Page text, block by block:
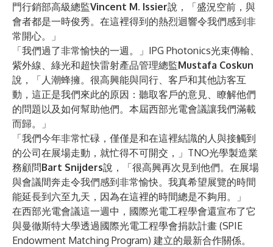
門行銷部高級總監Vincent M. Issier說，「盛況空前，與
會者都是一時俊秀。在這裡得到的熱烈迴響令我們感到非
常開心。」
「我們過了非常愉快的一週。」IPG Photonics光束傳輸、
紫外線、綠光和超快雷射產品管理總監Mustafa Coskun
說，「人潮蜂擁。很高興能與同行、客戶和其他訪客互
動，這正是我們來此的原因：聽取客戶的意見、瞭解他們
的問題以及如何幫助他們。本屆西部光電會議讓我們滿載
而歸。」
「我們今年非常忙碌，僅僅是和在這裡結識的人與接觸到
的公司在展場走動，就忙得不可開交，」TNO光學製造業
務顧問Bart Snijders說，「很高興再次見到他們。在展場
與會議間奔走令我們感到非常愉快。我真希望展覽的時間
能延長到六至九天，因為在這裡的時間總是不夠用。」
在西部光電會議這一週中，國際光電工程學會還宣布了它
與曼徹斯特大學透過國際光電工程學會捐款計畫 (SPIE
Endowment Matching Program) 建立的最新合作關係。